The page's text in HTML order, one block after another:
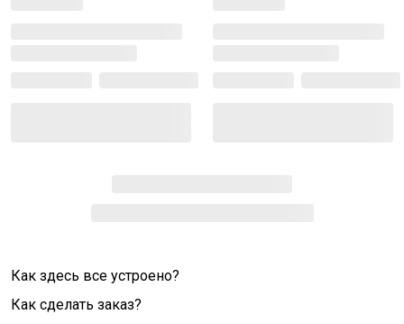
Как здесь все устроено?
Как сделать заказ?